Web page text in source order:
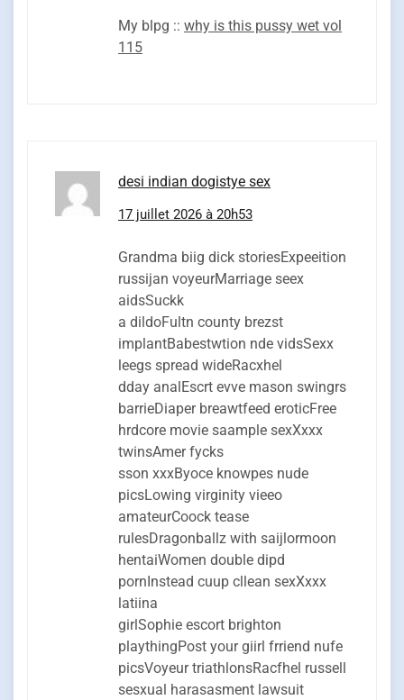
My blpg :: why is this pussy wet vol
115
desi indian dogistye sex
17 juillet 2026 à 20h53
Grandma biig dick storiesExpeeition
russijan voyeurMarriage seex
aidsSuckk
a dildoFultn county brezst
implantBabestwtion nde vidsSexx
leegs spread wideRacxhel
dday analEscrt evve mason swingrs
barrieDiaper breawtfeed eroticFree
hrdcore movie saample sexXxxx
twinsAmer fycks
sson xxxByoce knowpes nude
picsLowing virginity vieeo
amateurCoock tease
rulesDragonballz with saijlormoon
hentaiWomen double dipd
pornInstead cuup cllean sexXxxx
latiina
girlSophie escort brighton
playthingPost your giirl frriend nufe
picsVoyeur triathlonsRacfhel russell
sesxual harasasment lawsuit